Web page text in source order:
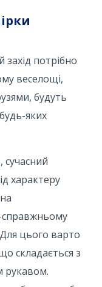
потрібно
веселощі,
будуть
яких
характеру
справжньому
цього варто
складається з
рукавом.